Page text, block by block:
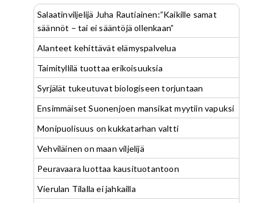
Salaatinviljelijä Juha Rautiainen:”Kaikille samat
säännöt – tai ei sääntöjä ollenkaan”
Alanteet kehittävät elämyspalvelua
Taimityllilä tuottaa erikoisuuksia
Syrjälät tukeutuvat biologiseen torjuntaan
Ensimmäiset Suonenjoen mansikat myytiin vapuksi
Monipuolisuus on kukkatarhan valtti
Vehviläinen on maan viljelijä
Peuravaara luottaa kausituotantoon
Vierulan Tilalla ei jahkailla